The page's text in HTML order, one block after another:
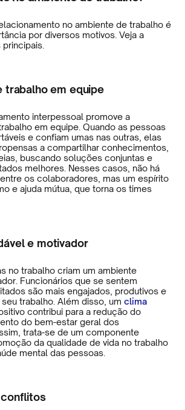
no ambiente de trabalho é
por diversos motivos. Veja a
trabalho em equipe
interpessoal promove a
em equipe. Quando as pessoas
e confiam umas nas outras, elas
a compartilhar conhecimentos,
buscando soluções conjuntas e
melhores. Nesses casos, não há
os colaboradores, mas um espírito
e ajuda mútua, que torna os times
e motivador
no trabalho criam um ambiente
Funcionários que se sentem
são mais engajados, produtivos e
trabalho. Além disso, um clima
contribui para a redução do
do bem-estar geral dos
trata-se de um componente
da qualidade de vida no trabalho
mental das pessoas.